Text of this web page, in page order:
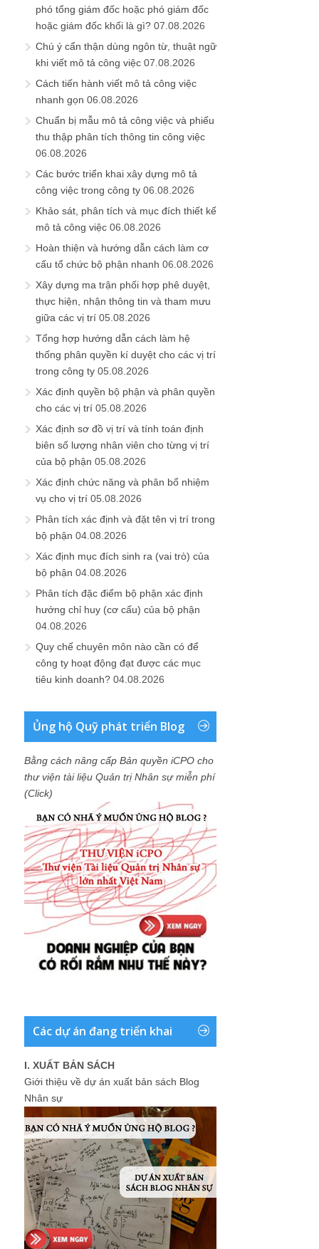
phó tổng giám đốc hoặc phó giám đốc
hoặc giám đốc khối là gì? 07.08.2026
Chú ý cẩn thận dùng ngôn từ, thuật ngữ
khi viết mô tả công việc 07.08.2026
Cách tiến hành viết mô tả công việc
nhanh gọn 06.08.2026
Chuẩn bị mẫu mô tả công việc và phiếu
thu thập phân tích thông tin công việc
06.08.2026
Các bước triển khai xây dựng mô tả
công việc trong công ty 06.08.2026
Khảo sát, phân tích và mục đích thiết kế
mô tả công việc 06.08.2026
Hoàn thiện và hướng dẫn cách làm cơ
cấu tổ chức bộ phận nhanh 06.08.2026
Xây dựng ma trận phối hợp phê duyệt,
thực hiện, nhận thông tin và tham mưu
giữa các vị trí 05.08.2026
Tổng hợp hướng dẫn cách làm hệ
thống phân quyền kí duyệt cho các vị trí
trong công ty 05.08.2026
Xác định quyền bộ phận và phân quyền
cho các vị trí 05.08.2026
Xác định sơ đồ vị trí và tính toán định
biên số lượng nhân viên cho từng vị trí
của bộ phận 05.08.2026
Xác định chức năng và phân bổ nhiệm
vụ cho vị trí 05.08.2026
Phân tích xác định và đặt tên vị trí trong
bộ phận 04.08.2026
Xác định mục đích sinh ra (vai trò) của
bộ phận 04.08.2026
Phân tích đặc điểm bộ phận xác định
hướng chỉ huy (cơ cấu) của bộ phận
04.08.2026
Quy chế chuyên môn nào cần có để
công ty hoạt động đạt được các mục
tiêu kinh doanh? 04.08.2026
Ủng hộ Quỹ phát triển Blog
Bằng cách nâng cấp Bản quyền iCPO cho
thư viện tài liệu Quản trị Nhân sự miễn phí
(Click)
Các dự án đang triển khai
I. XUẤT BẢN SÁCH
Giới thiệu về dự án xuất bản sách Blog
Nhân sự